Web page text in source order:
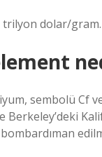
trilyon dolar/gram.
sembolü Cf
Berkeley’deki